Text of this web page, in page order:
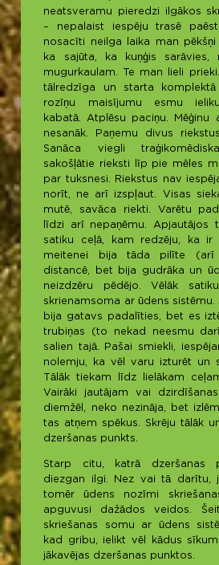
neatsveramu pieredzi ilgākos
– nepalaist iespēju trasē
nosacīti neilga laika man pēkšņi
ka sajūta, ka kuņģis sarāvies,
mugurkaulam. Te man lieli
tālredzīga un starta
rozīņu maisījumu esmu
kabatā. Atplēsu paciņu. Mēģinu
nesanāk. Paņemu divus
Sanāca viegli
sakošļātie rieksti līp pie mēles
par tuksnesi. Riekstus nav
norīt, ne arī izspļaut. Visas
mutē, savāca riekti. Varētu
līdzi arī nepaņēmu. Apjautājos
satiku ceļā, kam redzēju, ka ir
meitenei bija tāda pilīte (arī
distancē, bet bija gudrāka un
neizdzēru pēdējo. Vēlāk
skrienamsoma ar ūdens sistēmu.
bija gatavs padalīties, bet es
trubiņas (to nekad neesmu
salien tajā. Pašai smiekli,
nolemju, ka vēl varu izturēt un
Tālāk tiekam līdz lielākam
Vairāki jautājam vai
diemžēl, neko nezināja, bet
tas atņem spēkus. Skrēju tālāk
dzeršanas punkts.
Starp citu, katrā dzeršanas
diezgan ilgi. Nez vai tā darītu,
tomēr ūdens nozīmi
apguvusi dažādos veidos.
skriešanas somu ar ūdens
kad gribu, ielikt vēl kādus
jākavējas dzeršanas punktos.